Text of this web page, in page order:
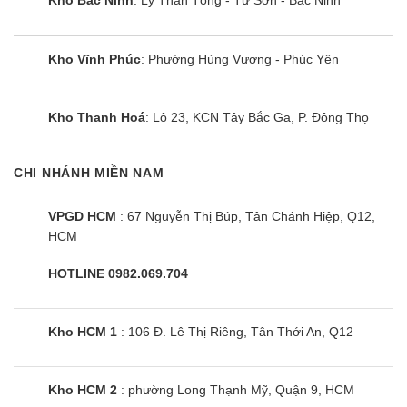
Máy nén
Quạt ngưng tụ
Linh kiện điện tử khác
Lò hoặc Bộ xử lý không khí (chỉ dành cho máy điều hòa multi)
Máy lạnh treo tường
Máy điều hòa treo tường có dàn lạnh được lắp vào tường.
Loại này dùng phổ biến cho nhà ở, văn phòng và cửa hàng
24000BTU.
Để tính toán kích thước tốt nhất cho không gian của bạn, bạn
sẽ cần đo diện tích của căn phòng và tham khảo hướng dẫn
Ưu điểm
Kho Vĩnh Phúc: Phường Hùng Vương - Phúc Yên
Kho Thanh Hoá: Lô 23, KCN Tây Bắc Ga, P. Đông Thọ
CHI NHÁNH MIỀN NAM
VPGD HCM : 67 Nguyễn Thị Búp, Tân Chánh Hiệp, Q12,
HCM
HOTLINE 0982.069.704
Kho HCM 1 : 106 Đ. Lê Thị Riêng, Tân Thới An, Q12
Kho HCM 2 : phường Long Thạnh Mỹ, Quận 9, HCM